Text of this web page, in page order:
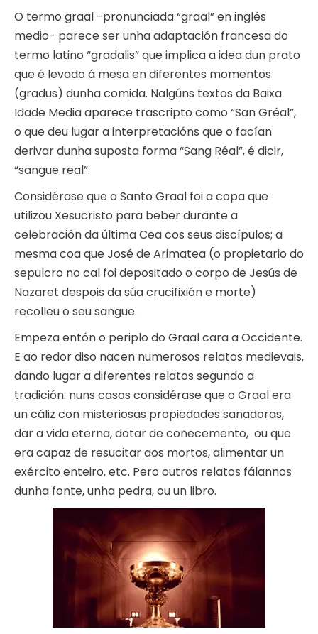
O termo graal -pronunciada “graal” en inglés
medio- parece ser unha adaptación francesa do
termo latino “gradalis” que implica a idea dun prato
que é levado á mesa en diferentes momentos
(gradus) dunha comida. Nalgúns textos da Baixa
Idade Media aparece trascripto como “San Gréal”,
o que deu lugar a interpretacións que o facían
derivar dunha suposta forma “Sang Réal”, é dicir,
“sangue real”.
Considérase que o Santo Graal foi a copa que
utilizou Xesucristo para beber durante a
celebración da última Cea cos seus discípulos; a
mesma coa que José de Arimatea (o propietario do
sepulcro no cal foi depositado o corpo de Jesús de
Nazaret despois da súa crucifixión e morte)
recolleu o seu sangue.
Empeza entón o periplo do Graal cara a Occidente.
E ao redor diso nacen numerosos relatos medievais,
dando lugar a diferentes relatos segundo a
tradición: nuns casos considérase que o Graal era
un cáliz con misteriosas propiedades sanadoras,
dar a vida eterna, dotar de coñecemento, ou que
era capaz de resucitar aos mortos, alimentar un
exército enteiro, etc. Pero outros relatos fálannos
dunha fonte, unha pedra, ou un libro.